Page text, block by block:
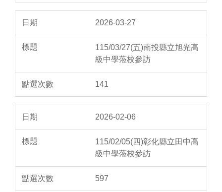
2026-03-27
115/03/27(五)南投縣立旭光高
級中學蒞校參訪
141
2026-02-06
115/02/05(四)彰化縣立田中高
級中學蒞校參訪
597